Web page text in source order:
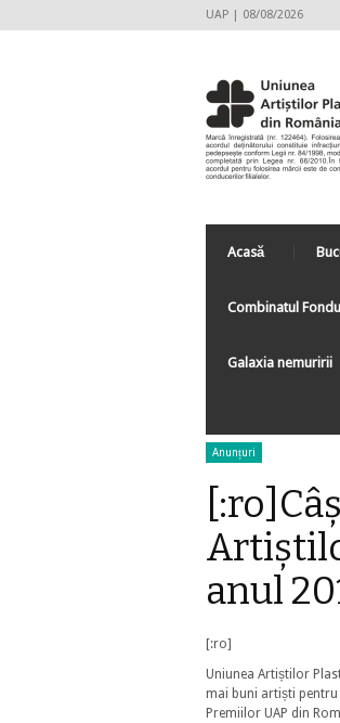
UAP | 08/08/2026
Acasă
Combinatul
Galaxia nemuririi
Anunțuri
anul
[:ro]
Uniunea Artiștilor
mai buni artiști pentru
Premiilor UAP din